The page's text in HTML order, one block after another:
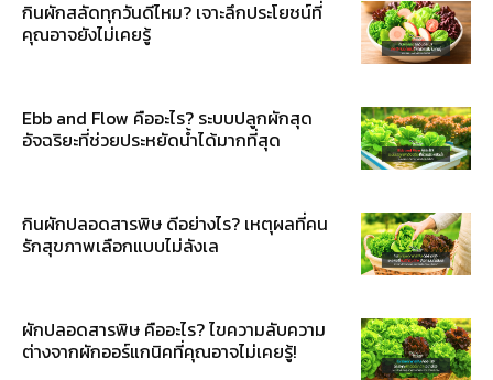
กินผักสลัดทุกวันดีไหม? เจาะลึกประโยชน์ที่
คุณอาจยังไม่เคยรู้
Ebb and Flow คืออะไร? ระบบปลูกผักสุด
อัจฉริยะที่ช่วยประหยัดน้ำได้มากที่สุด
กินผักปลอดสารพิษ ดีอย่างไร? เหตุผลที่คน
รักสุขภาพเลือกแบบไม่ลังเล
ผักปลอดสารพิษ คืออะไร? ไขความลับความ
ต่างจากผักออร์แกนิคที่คุณอาจไม่เคยรู้!